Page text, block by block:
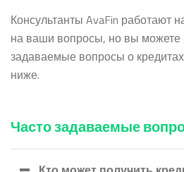
Консультанты AvaFin работают
на ваши вопросы, но вы можете
задаваемые вопросы о
ниже.
Часто задаваемые